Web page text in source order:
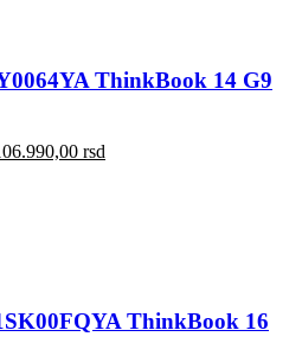
ThinkBook 14 G9
rsd
ThinkBook 16